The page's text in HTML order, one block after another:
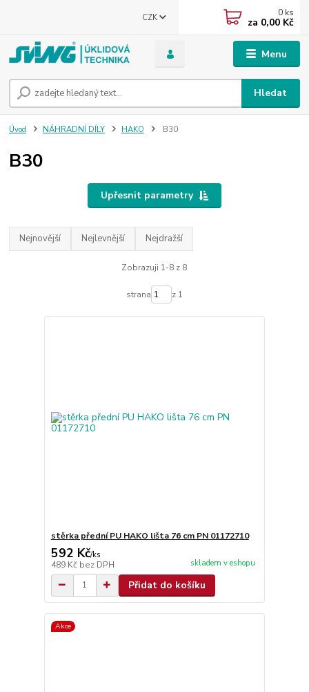
Menu
CZK
Hledat
0 ks
za 0,00 Kč
Úvod NÁHRADNÍ DÍLY HAKO B30
B30
Upřesnit parametry
Nejnovější Nejlevnější Nejdražší
Zobrazuji 1-8 z 8
strana z 1
stěrka přední PU HAKO lišta 76 cm PN 01172710
592 Kč/ks
489 Kč bez DPH skladem v eshopu
Přidat do košíku
Akce